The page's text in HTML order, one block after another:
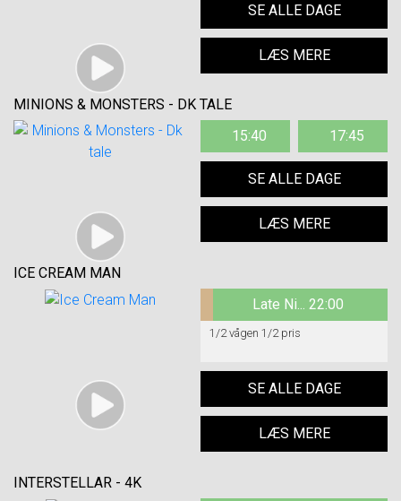
SE ALLE DAGE
LÆS MERE
MINIONS & MONSTERS - DK TALE
15:40
17:45
SE ALLE DAGE
LÆS MERE
ICE CREAM MAN
Late Ni... 22:00
1/2 vågen 1/2 pris
SE ALLE DAGE
LÆS MERE
INTERSTELLAR - 4K